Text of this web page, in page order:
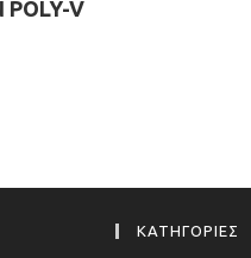
V
ΚΑΤΗΓΟΡΙΕΣ